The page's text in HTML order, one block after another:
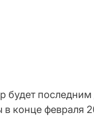
будет
конце февраля